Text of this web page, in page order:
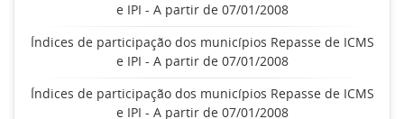
e IPI - A partir de 07/01/2008
Índices de participação dos municípios Repasse de ICMS
e IPI - A partir de 07/01/2008
Índices de participação dos municípios Repasse de ICMS
e IPI - A partir de 07/01/2008